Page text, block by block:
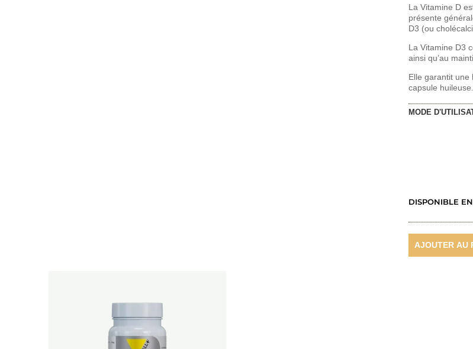
La Vitamine D
présente
D3 (ou
La Vitamine D3
ainsi qu’au
Elle garantit
capsule huileuse.
MODE
DISPONIBLE EN
AJOUTER AU